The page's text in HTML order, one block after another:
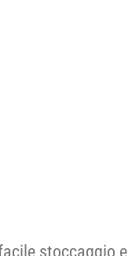
stoccaggio e